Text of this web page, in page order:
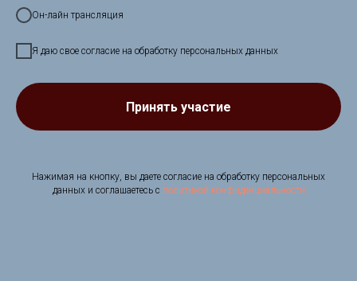
Он-лайн трансляция
Я даю свое согласие на обработку персональных данных
Принять участие
Нажимая на кнопку, вы даете согласие на обработку персональных
данных и соглашаетесь c политикой конфиденциальности